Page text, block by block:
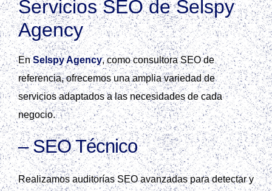
Servicios SEO de Selspy
Agency
EnSelspy Agency, como consultora SEO de
referencia, ofrecemos una amplia variedad de
servicios adaptados a las necesidades de cada
negocio.
–SEO Técnico
Realizamos auditorías SEO avanzadas para detectar y